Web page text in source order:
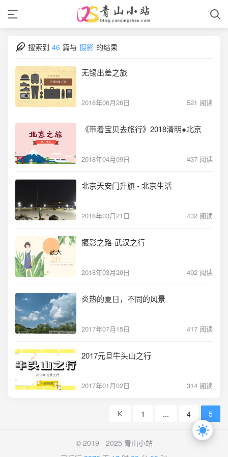
搜索到 46 篇与 摄影 的结果
无锡出差之旅
2018年06月26日 521 阅读
《带着宝贝去旅行》2018清明●北京
2018年04月09日 437 阅读
北京天安门升旗 - 北京生活
2018年03月21日 432 阅读
摄影之路-武汉之行
2018年03月20日 492 阅读
炎热的夏日，不同的风景
2017年07月15日 417 阅读
2017元旦牛头山之行
2017年01月02日 314 阅读
1 ... 4 5
© 2019 - 2025 青山小站